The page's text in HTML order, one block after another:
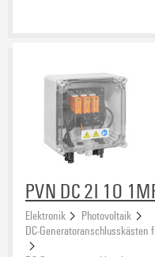
PVN DC 2I 1O
Elektronik
Photovoltaik
DC-